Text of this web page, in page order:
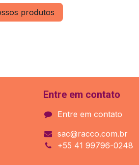
produtos
Entre em contato
Entre em contato
sac@racco.com.br
+55 41 99796-0248